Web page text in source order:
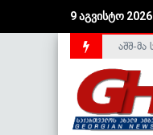
9 აგვისტო 2026